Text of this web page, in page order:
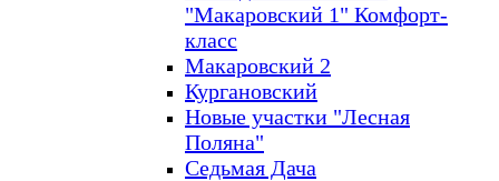
"Макаровский 1" Комфорт-
класс
Макаровский 2
Кургановский
Новые участки "Лесная
Поляна"
Седьмая Дача